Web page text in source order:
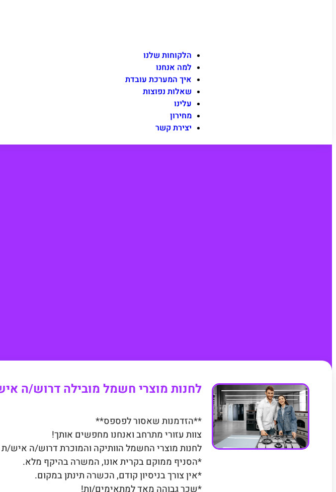
הלקוחות שלנו
למה אנחנו
איך המערכת עובדת
שאלות נפוצות
עלינו
מחירון
יצירת קשר
לחנות מוצרי חשמל מובילה דרוש/ה
**הזדמנות שאסור לפספס**
צוות עזורי מתרחב ואנחנו מחפשים אותך!
לחנות מוצרי החשמל הוותיקה והמוכרת דרוש/ה איש/
*הסניף ממוקם בקרית אונו, המשרה בהיקף מלא.
*אין צורך בניסיון קודם, הכשרה תינתן במקום.